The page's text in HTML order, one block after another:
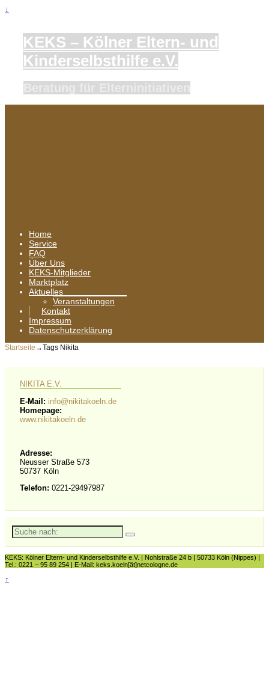
↓
KEKS – Kölner Eltern- und
Kinderselbsthilfe e.V.
Home
Service
FAQ
Über Uns
KEKS-Mitglieder
Marktplatz
Aktuelles
Veranstaltungen
Kontakt
Impressum
Datenschutzerklärung
Startseite →Tags Nikita
NIKITA E.V.
E-Mail: info@nikitakoeln.de
Homepage:
www.nikitakoeln.de
Adresse:
Neusser Straße 573
50737 Köln
Telefon: 0221-29497987
Suche
nach:
KEKS: Kölner Eltern- und Kinderselbsthilfe e.V. | Nohlstraße 24 b | 50733 Köln (Nippes) |
Tel.: 0221 – 95 89 254 | E-Mail: keks.koeln[ät]netcologne.de
↑